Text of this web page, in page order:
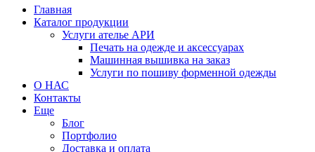
Главная
Каталог продукции
Услуги ателье АРИ
Печать на одежде и аксессуарах
Машинная вышивка на заказ
Услуги по пошиву форменной одежды
О НАС
Контакты
Еще
Блог
Портфолио
Доставка и оплата